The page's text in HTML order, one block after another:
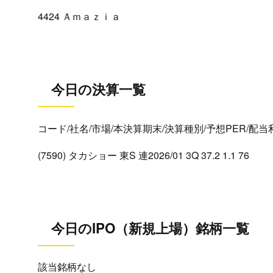
4424 Ａｍａｚｉａ
今日の決算一覧
コード/社名/市場/本決算期末/決算種別/予想PER/配当
(7590) タカショー 東S 連2026/01 3Q 37.2 1.1 76
今日のIPO（新規上場）銘柄一覧
該当銘柄なし